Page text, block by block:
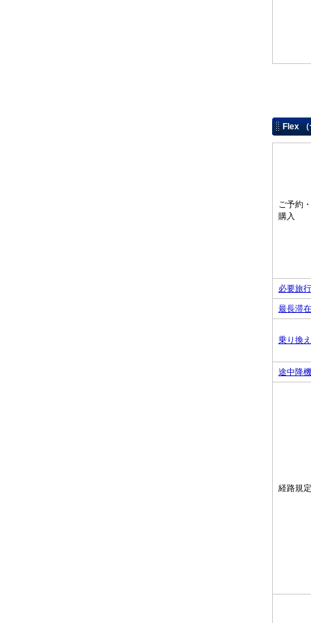
Flex
ご予約
購入
必要旅
最長滞
乗り換え
途中降機
経路規定